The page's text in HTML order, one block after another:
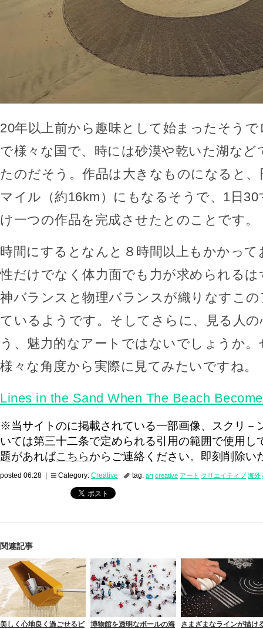
20年以上前から趣味として始まったそう
で様々な国で、時には砂漠や乾いた湖など
たのだそう。作品は大きなものになると
マイル（約16km）にもなるそうで、1日
け一つの作品を完成させたとのことです。
時間にするとなんと８時間以上もかかっ
性だけでなく体力面でも力が求められる
神バランスと物理バランスが織りなすこ
ているようです。そしてさらに、見る人
う、魅力的なアートではないでしょうか
様々な角度から実際に見てみたいですね。
Lines in the Sand When The Beach
※当サイトのに掲載されている一部画像、スクリ－
いては第三十二条で定められる引用の範囲で使用し
題があればこちらからご連絡ください。即刻削除い
posted 06:28 | Category: Creative tag: art creative アート クリエイティブ 海外
関連記事
美しく心地良く過ごせるビ
博物館を透明なボールの海
さまざまなラインが描け